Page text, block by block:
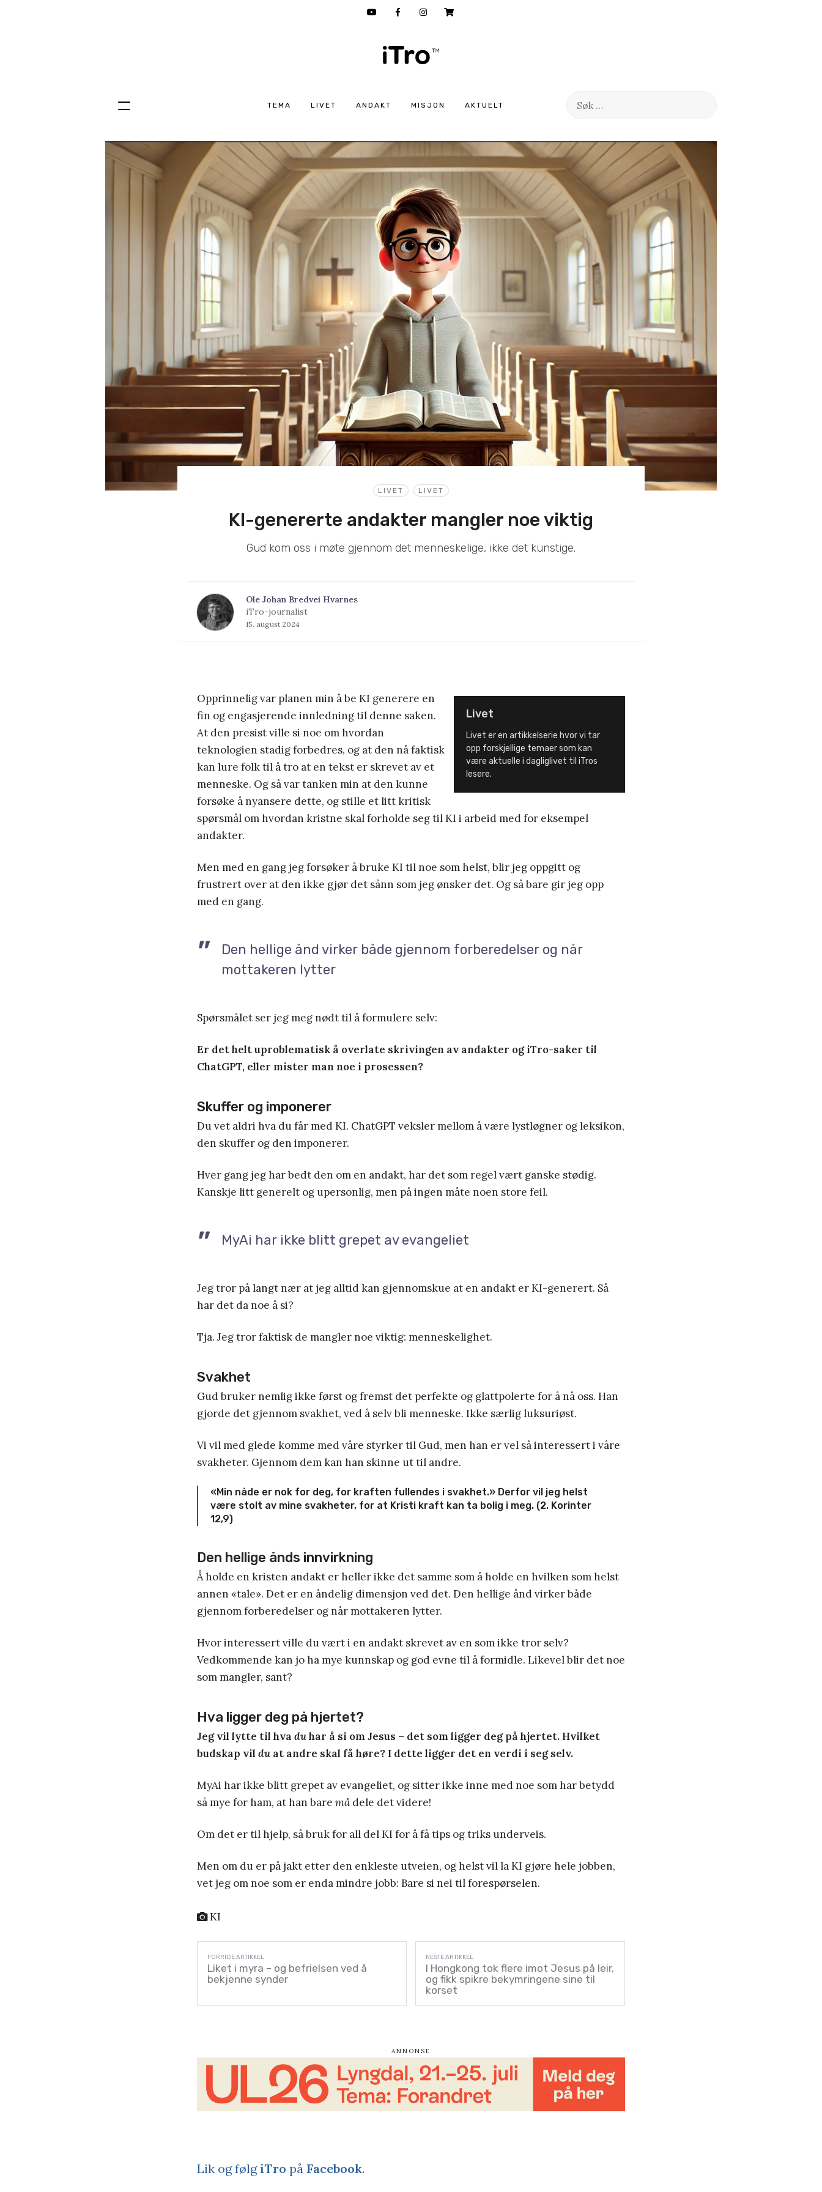
TEMA LIVET ANDAKT MISJON AKTUELT
Søk
Hopp
innhold
LIVET LIVET
KI-genererte andakter mangler noe viktig
Gud kom oss i møte gjennom det menneskelige, ikke det kunstige.
Ole Johan Bredvei Hvarnes
iTro-journalist
15. august 2024
Livet
Livet er en artikkelserie hvor vi tar
opp forskjellige temaer som kan
være aktuelle i dagliglivet til iTros
lesere.
Opprinnelig var planen min å be KI generere en
fin og engasjerende innledning til denne saken.
At den presist ville si noe om hvordan
teknologien stadig forbedres, og at den nå faktisk
kan lure folk til å tro at en tekst er skrevet av et
menneske. Og så var tanken min at den kunne
forsøke å nyansere dette, og stille et litt kritisk
spørsmål om hvordan kristne skal forholde seg til KI i arbeid med for eksempel
andakter.
Men med en gang jeg forsøker å bruke KI til noe som helst, blir jeg oppgitt og
frustrert over at den ikke gjør det sånn som jeg ønsker det. Og så bare gir jeg opp
med en gang.
Den hellige ånd virker både gjennom forberedelser og når
mottakeren lytter
Spørsmålet ser jeg meg nødt til å formulere selv:
Er det helt uproblematisk å overlate skrivingen av andakter og iTro-saker til
ChatGPT, eller mister man noe i prosessen?
Skuffer og imponerer
Du vet aldri hva du får med KI. ChatGPT veksler mellom å være lystløgner og leksikon,
den skuffer og den imponerer.
Hver gang jeg har bedt den om en andakt, har det som regel vært ganske stødig.
Kanskje litt generelt og upersonlig, men på ingen måte noen store feil.
MyAi har ikke blitt grepet av evangeliet
Jeg tror på langt nær at jeg alltid kan gjennomskue at en andakt er KI-generert. Så
har det da noe å si?
Tja. Jeg tror faktisk de mangler noe viktig: menneskelighet.
Svakhet
Gud bruker nemlig ikke først og fremst det perfekte og glattpolerte for å nå oss. Han
gjorde det gjennom svakhet, ved å selv bli menneske. Ikke særlig luksuriøst.
Vi vil med glede komme med våre styrker til Gud, men han er vel så interessert i våre
svakheter. Gjennom dem kan han skinne ut til andre.
«Min nåde er nok for deg, for kraften fullendes i svakhet.» Derfor vil jeg helst
være stolt av mine svakheter, for at Kristi kraft kan ta bolig i meg. (2. Korinter
12,9)
Den hellige ånds innvirkning
Å holde en kristen andakt er heller ikke det samme som å holde en hvilken som helst
annen «tale». Det er en åndelig dimensjon ved det. Den hellige ånd virker både
gjennom forberedelser og når mottakeren lytter.
Hvor interessert ville du vært i en andakt skrevet av en som ikke tror selv?
Vedkommende kan jo ha mye kunnskap og god evne til å formidle. Likevel blir det noe
som mangler, sant?
Hva ligger deg på hjertet?
Jeg vil lytte til hva duhar å si om Jesus – det som ligger deg på hjertet. Hvilket
budskap vil du at andre skal få høre? I dette ligger det en verdi i seg selv.
MyAi har ikke blitt grepet av evangeliet, og sitter ikke inne med noe som har betydd
så mye for ham, at han bare må dele det videre!
Om det er til hjelp, så bruk for all del KI for å få tips og triks underveis.
Men om du er på jakt etter den enkleste utveien, og helst vil la KI gjøre hele jobben,
vet jeg om noe som er enda mindre jobb: Bare si nei til forespørselen.
KI
Liket i myra – og befrielsen ved å
bekjenne synder
I Hongkong tok flere imot Jesus på leir,
og fikk spikre bekymringene sine til
korset
Lik og følgiTro på Facebook.